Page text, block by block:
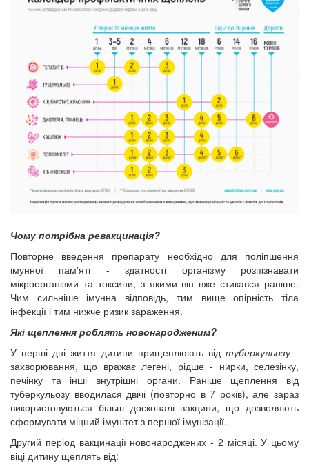
Чому потрібна ревакцинація?
Повторне введення препарату необхідно для поліпшення
імунної пам'яті - здатності організму розпізнавати
мікроорганізми та токсини, з якими він вже стикався раніше.
Чим сильніше імунна відповідь, тим вище опірність тіла
інфекції і тим нижче ризик зараження.
Які щеплення роблять новонародженим?
У перші дні життя дитини прищеплюють від туберкульозу-
захворювання, що вражає легені, рідше - нирки, селезінку,
печінку та інші внутрішні органи. Раніше щеплення від
туберкульозу вводилася двічі (повторно в 7 років), але зараз
використовуються більш досконалі вакцини, що дозволяють
сформувати міцний імунітет з першої імунізації.
Другий період вакцинації новонароджених - 2 місяці. У цьому
віці дитину щеплять від: